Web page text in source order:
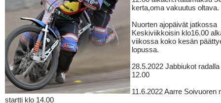
kerta,oma vakuutus oltava.
Nuorten ajopäivät jatkossa
Keskiviikkoisin klo16.00
viikossa koko kesän
lopussa.
28.5.2022 Jabbiukot
12.00
11.6.2022 Aarre Soivuoren
startti klo 14.00